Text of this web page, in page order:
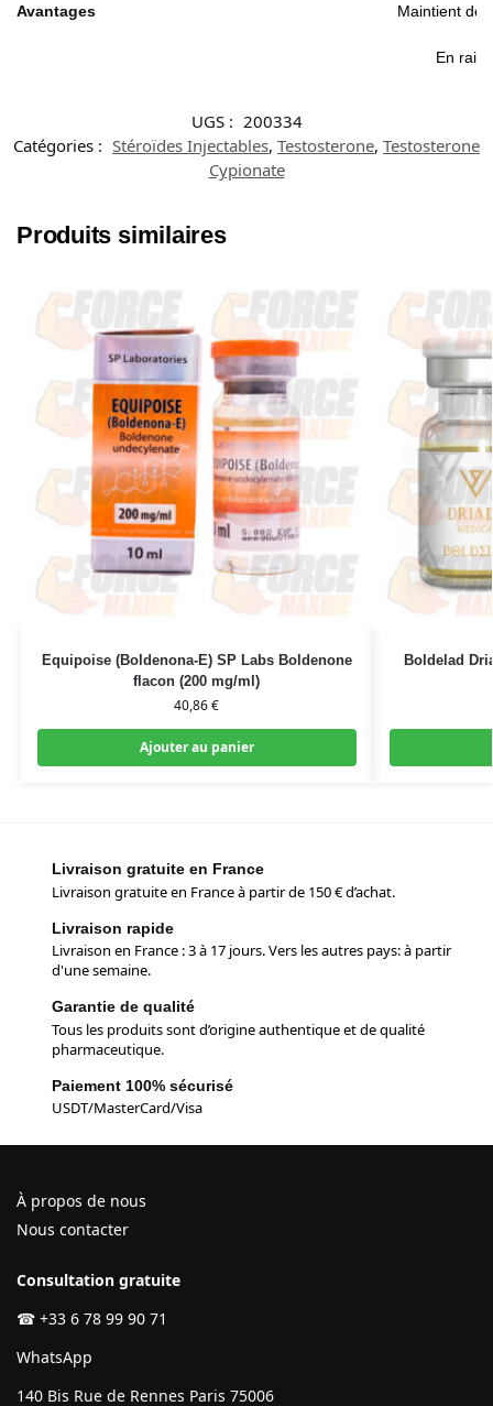
Avantages Maintient
En
UGS : 200334
Catégories : Stéroïdes Injectables, Testosterone, Testosterone
Cypionate
Produits similaires
Equipoise (Boldenona-E) SP Labs Boldenone
flacon (200 mg/ml)
40,86€
Ajouter au panier
Boldelad
Livraison gratuite en France
Livraison gratuite en France à partir de 150 € d’achat.
Livraison rapide
Livraison en France : 3 à 17 jours. Vers les autres pays: à partir
d'une semaine.
Garantie de qualité
Tous les produits sont d’origine authentique et de qualité
pharmaceutique.
Paiement 100% sécurisé
USDT/MasterCard/Visa
À propos de nous
Nous contacter
Consultation gratuite
☎ +33 6 78 99 90 71
WhatsApp
140 Bis Rue de Rennes Paris 75006